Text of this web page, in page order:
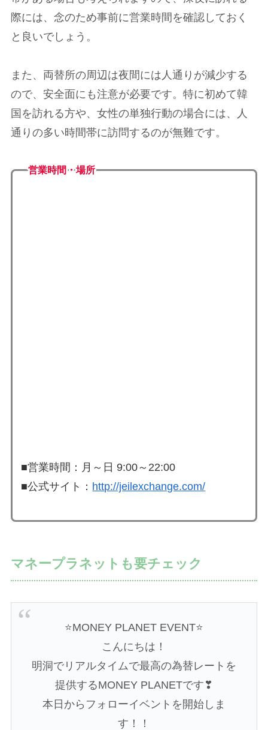
際には、念のため事前に営業時間を確認しておく
と良いでしょう。
また、両替所の周辺は夜間には人通りが減少する
ので、安全面にも注意が必要です。特に初めて韓
国を訪れる方や、女性の単独行動の場合には、人
通りの多い時間帯に訪問するのが無難です。
営業時間・場所
■営業時間：月～日 9:00～22:00
■公式サイト： http://jeilexchange.com/
マネープラネットも要チェック
⭐MONEY PLANET EVENT⭐
こんにちは！
明洞でリアルタイムで最高の為替レートを
提供するMONEY PLANETです❣
本日からフォローイベントを開始しま
す！！